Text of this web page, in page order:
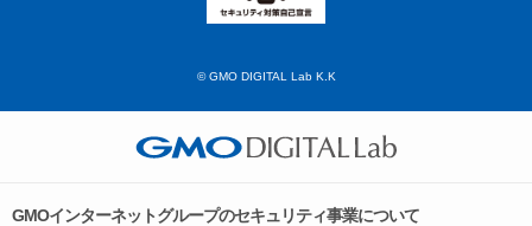
© GMO DIGITAL Lab K.K
GMOインターネットグループのセキュリティ事業について